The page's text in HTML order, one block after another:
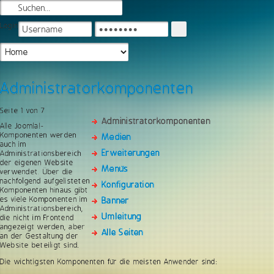
Login
Administratorkomponenten
Administratorkomponenten
Medien
Erweiterungen
Menüs
Konfiguration
Banner
Umleitung
Alle Seiten
Seite 1 von 7
Alle Joomla!-
Komponenten werden
auch im
Administrationsbereich
der eigenen Website
verwendet. Über die
nachfolgend aufgelisteten
Komponenten hinaus gibt
es viele Komponenten im
Administrationsbereich,
die nicht im Frontend
angezeigt werden, aber
an der Gestaltung der
Website beteiligt sind.
Die wichtigsten Komponenten für die meisten Anwender sind: